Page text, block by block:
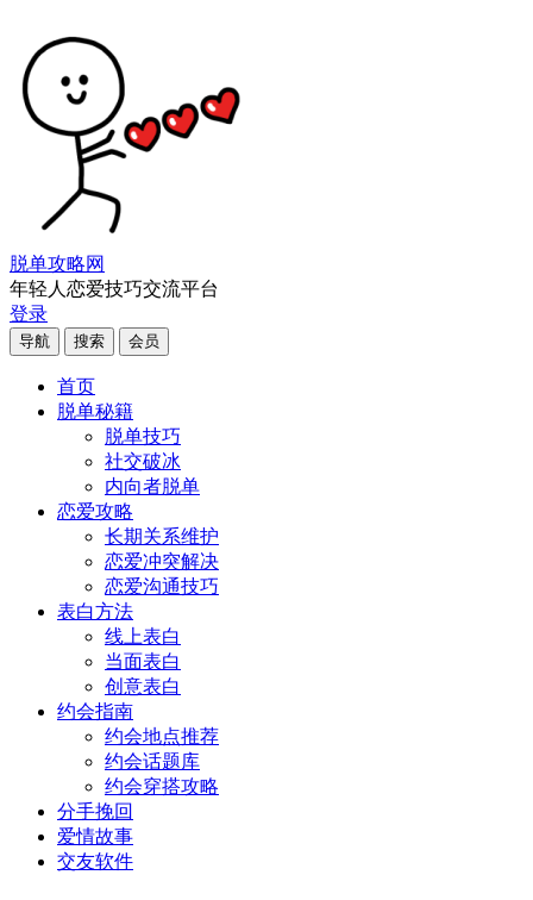
脱单攻略网
年轻人恋爱技巧交流平台
登录
导航 搜索 会员
首页
脱单秘籍
脱单技巧
社交破冰
内向者脱单
恋爱攻略
长期关系维护
恋爱冲突解决
恋爱沟通技巧
表白方法
线上表白
当面表白
创意表白
约会指南
约会地点推荐
约会话题库
约会穿搭攻略
分手挽回
爱情故事
交友软件